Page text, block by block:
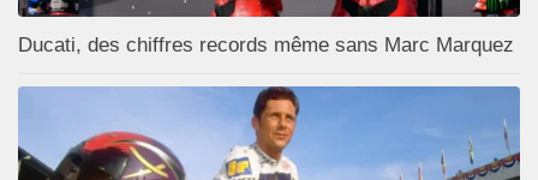
Ducati, des chiffres records même sans Marc Marquez